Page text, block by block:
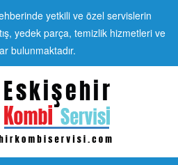
yetkili ve özel servislerin
yedek parça, temizlik hizmetleri ve
bulunmaktadır.